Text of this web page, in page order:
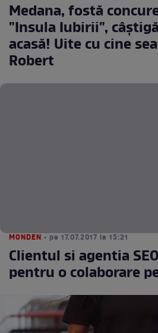
Medana, fostă
"Insula Iubirii",
acasă! Uite cu cine
Robert
MONDEN • pe 17.07.2017 la 15:21
Clientul si agentia
pentru o colaborare